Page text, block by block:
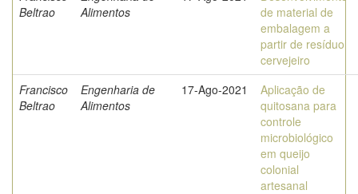
Beltrao
Alimentos
de material de
embalagem a
partir de resíduo
cervejeiro
Francisco
Beltrao
Engenharia de
Alimentos
17-Ago-2021
Aplicação de
quitosana para
controle
microbiológico
em queijo
colonial
artesanal